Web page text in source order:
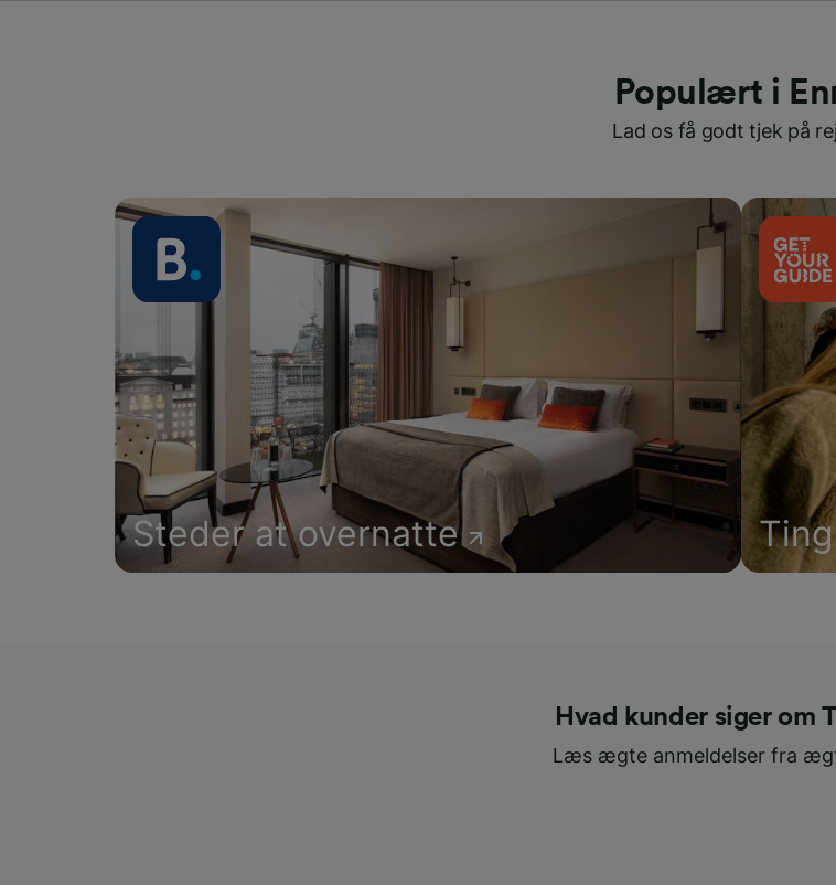
Populært i
Lad os få godt tjek på
Steder at overnatte
Hvad kunder siger om
Læs ægte anmeldelser fra